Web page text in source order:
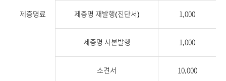
제증명료 제증명 재발행(진단서) 1,000
제증명 사본발행 1,000
소견서 10,000